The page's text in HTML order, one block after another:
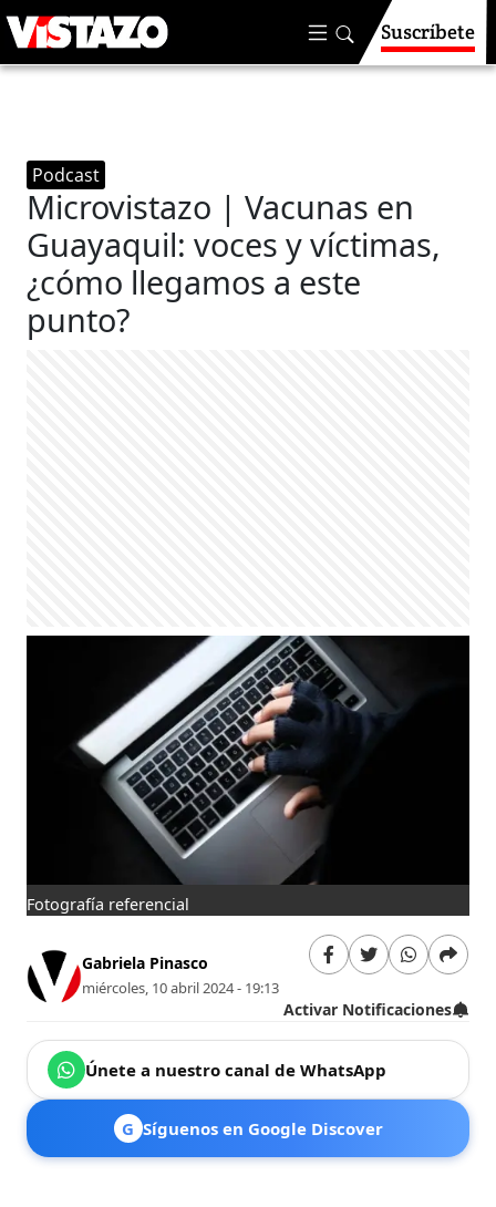
Suscríbete
Podcast
Microvistazo | Vacunas en
Guayaquil: voces y víctimas,
¿cómo llegamos a este
punto?
Fotografía referencial
Gabriela Pinasco
miércoles, 10 abril 2024 - 19:13
Activar Notificaciones
Únete a nuestro canal de WhatsApp
G Síguenos en Google Discover